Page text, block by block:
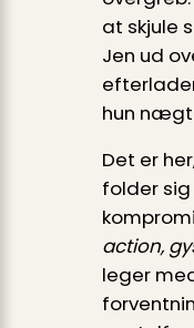
at skjule
Jen ud
hun
Det er
folder
action,
leger